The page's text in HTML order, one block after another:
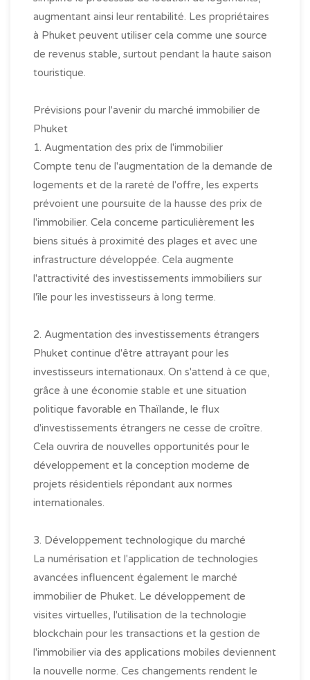
augmentant ainsi leur rentabilité. Les propriétaires
à Phuket peuvent utiliser cela comme une source
de revenus stable, surtout pendant la haute saison
touristique.
Prévisions pour l'avenir du marché immobilier de
Phuket
1. Augmentation des prix de l'immobilier
Compte tenu de l'augmentation de la demande de
logements et de la rareté de l'offre, les experts
prévoient une poursuite de la hausse des prix de
l'immobilier. Cela concerne particulièrement les
biens situés à proximité des plages et avec une
infrastructure développée. Cela augmente
l'attractivité des investissements immobiliers sur
l'île pour les investisseurs à long terme.
2. Augmentation des investissements étrangers
Phuket continue d'être attrayant pour les
investisseurs internationaux. On s'attend à ce que,
grâce à une économie stable et une situation
politique favorable en Thaïlande, le flux
d'investissements étrangers ne cesse de croître.
Cela ouvrira de nouvelles opportunités pour le
développement et la conception moderne de
projets résidentiels répondant aux normes
internationales.
3. Développement technologique du marché
La numérisation et l'application de technologies
avancées influencent également le marché
immobilier de Phuket. Le développement de
visites virtuelles, l'utilisation de la technologie
blockchain pour les transactions et la gestion de
l'immobilier via des applications mobiles deviennent
la nouvelle norme. Ces changements rendent le